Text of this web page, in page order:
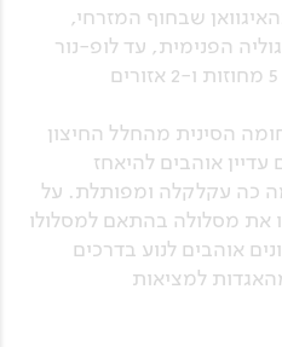
שבחוף המזרחי,
הפנימית, עד לופ-נור
שבמערב. היא חוצה בדרכה 5 מחוזות ו-2 אזורים
הסינית מהחלל החיצון
אוהבים להיאחז
כה עקלקלה ומפותלת. על
את מסלולה בהתאם למסלולו
אוהבים לנוע בדרכים
למציאות